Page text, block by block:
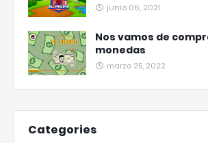
junio 06, 2021
Nos vamos de
monedas
marzo 25, 2022
Categories